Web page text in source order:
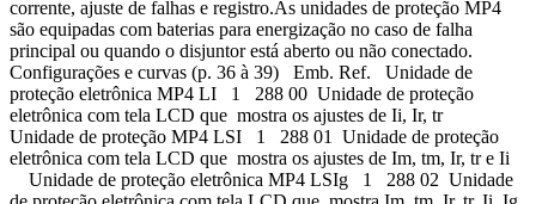
corrente, ajuste de falhas e registro.As unidades de proteção MP4
são equipadas com baterias para energização no caso de falha
principal ou quando o disjuntor está aberto ou não conectado.
Configurações e curvas (p. 36 à 39) Emb. Ref. Unidade de
proteção eletrônica MP4 LI 1 288 00 Unidade de proteção
eletrônica com tela LCD que mostra os ajustes de Ii, Ir, tr
Unidade de proteção MP4 LSI 1 288 01 Unidade de proteção
eletrônica com tela LCD que mostra os ajustes de Im, tm, Ir, tr e Ii
Unidade de proteção eletrônica MP4 LSIg 1 288 02 Unidade